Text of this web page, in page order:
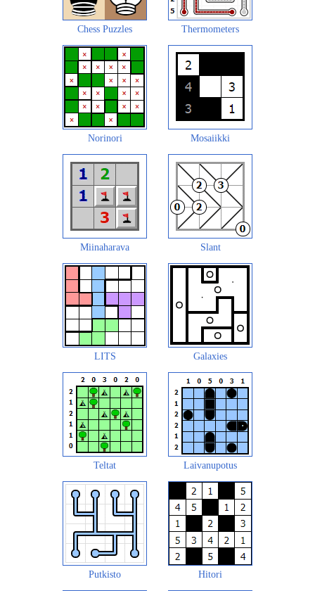
Chess Puzzles Thermometers
Norinori Mosaiikki
Miinaharava Slant
LITS Galaxies
Teltat Laivanupotus
Putkisto Hitori